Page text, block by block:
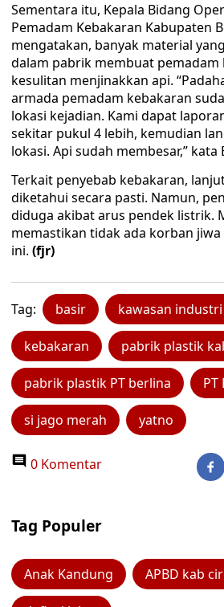
Sementara itu, Kepala Bidang
Pemadam Kebakaran Kabupaten
mengatakan, banyak material
dalam pabrik membuat pemadam
kesulitan menjinakkan api.
armada pemadam kebakaran
lokasi kejadian. Kami dapat
sekitar pukul 4 lebih, kemudian
lokasi. Api sudah membesar,” kata
Terkait penyebab kebakaran,
diketahui secara pasti. Namun,
diduga akibat arus pendek listrik.
memastikan tidak ada korban
ini. (fjr)
Tag: basir kawasan
kebakaran pabrik plastik
pabrik plastik PT berlina PT
si jago merah yatno
0 Komentar
Tag Populer
Anak Kandung APBD kab